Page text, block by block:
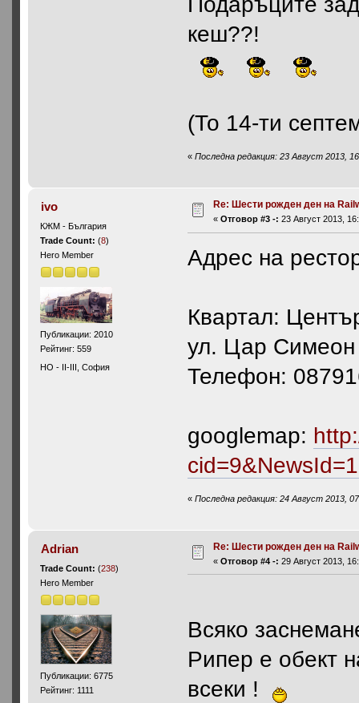
кеш??!
(То 14-ти
«Последна редакция: 23 Август 2013,
ivo
КЖМ - България
Trade Count:(8)
Hero Member
Публикации: 2010
Рейтинг: 559
HO - II-III, София
Re: Шести рожден ден на
«Отговор #3 -: 23 Август 2013,
Aдрес на
Квартал:
ул. Цар
Телефон:
googlemap:
«Последна редакция: 24 Август 2013,
Adrian
Trade Count:(238)
Hero Member
Публикации: 6775
Рейтинг: 1111
Re: Шести рожден ден на
«Отговор #4 -: 29 Август 2013,
Всяко
Рипер е обект
всеки !